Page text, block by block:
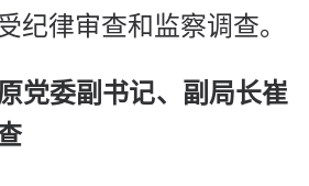
纪律审查和监察调查。
党委副书记、副局长崔